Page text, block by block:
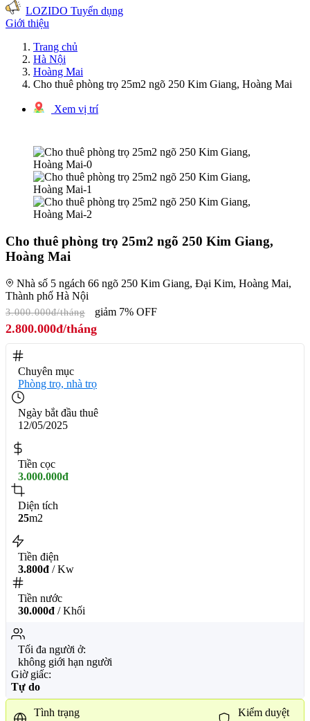
LOZIDO Tuyển dụng
Giới thiệu
Trang chủ
Hà Nội
Hoàng Mai
Cho thuê phòng trọ 25m2 ngõ 250 Kim Giang, Hoàng Mai
Xem vị trí
Cho thuê phòng trọ 25m2 ngõ 250 Kim Giang,
Hoàng Mai
Nhà số 5 ngách 66 ngõ 250 Kim Giang, Đại Kim, Hoàng Mai,
Thành phố Hà Nội
3.000.000đ/tháng giảm 7% OFF
2.800.000đ/tháng
Chuyên mục
Phòng trọ, nhà trọ
Ngày bắt đầu thuê
12/05/2025
Tiền cọc
3.000.000đ
Diện tích
25m2
Tiền điện
3.800đ / Kw
Tiền nước
30.000đ / Khối
Tối đa người ở:
không giới hạn người
Giờ giấc:
Tự do
Tình trạng
Kiểm duyệt